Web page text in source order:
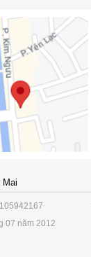
Mai
07 năm 2012